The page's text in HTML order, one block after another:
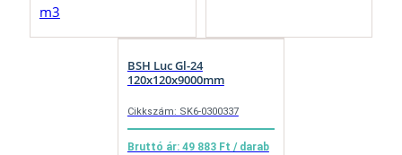
m3
BSH Luc Gl-24
120x120x9000mm
Cikkszám: SK6-0300337
Bruttó ár: 49 883 Ft / darab